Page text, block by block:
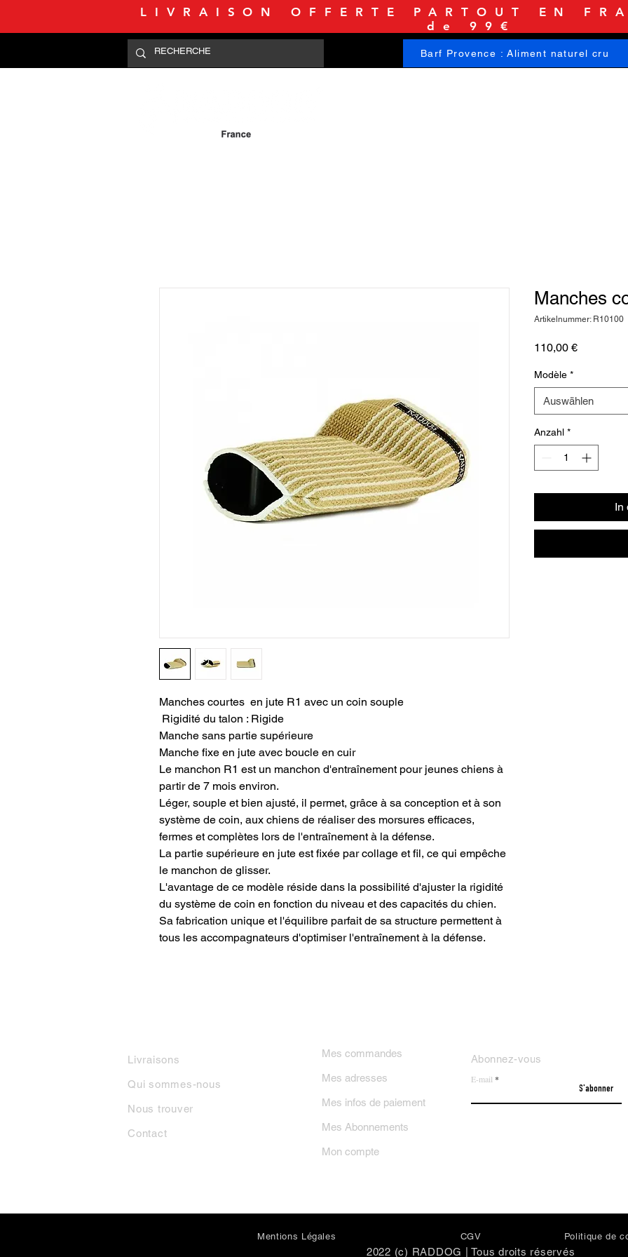
LIVRAISON OFFERTE PARTOUT EN
de 99€
Barf Provence : Aliment naturel cru
Manches courtes en jute R1 avec un coin souple
Rigidité du talon : Rigide
Manche sans partie supérieure
Manche fixe en jute avec boucle en cuir
Le manchon R1 est un manchon d'entraînement pour jeunes chiens à
partir de 7 mois environ.
Léger, souple et bien ajusté, il permet, grâce à sa conception et à son
système de coin, aux chiens de réaliser des morsures efficaces,
fermes et complètes lors de l'entraînement à la défense.
La partie supérieure en jute est fixée par collage et fil, ce qui empêche
le manchon de glisser.
L'avantage de ce modèle réside dans la possibilité d'ajuster la rigidité
du système de coin en fonction du niveau et des capacités du chien.
Sa fabrication unique et l'équilibre parfait de sa structure permettent à
tous les accompagnateurs d'optimiser l'entraînement à la défense.
Manches
Artikelnummer: R10100
110,00 €Preis
Modèle *
Auswählen
Anzahl *
In
Livraisons
Qui sommes-nous
Nous trouver
Contact
Abonnez-vous
E-mail
S'abonner
Mes commandes
Mes adresses
Mes infos de paiement
Mes Abonnements
Mon compte
Mentions Légales CGV Politique de
2022 (c) RADDOG | Tous droits réservés